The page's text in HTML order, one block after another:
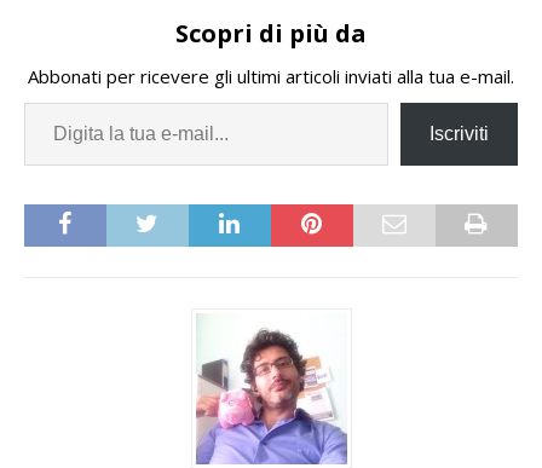
Fondazione Cassa di
che ha stanziato un…
Scopri di più da
Abbonati per ricevere gli ultimi articoli inviati alla tua e-mail.
Iscriviti